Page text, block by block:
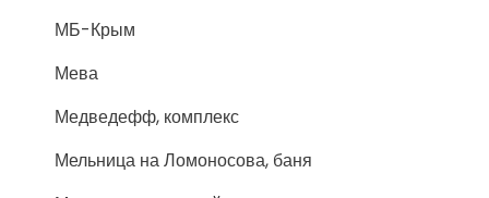
МБ-Крым
Мева
Медведефф, комплекс
Мельница на Ломоносова, баня